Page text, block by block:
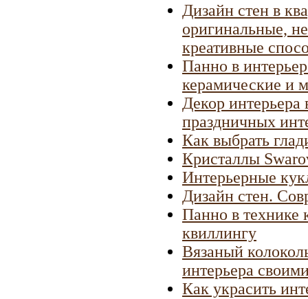
Дизайн стен в
оригинальные,
креативные
Панно в
керамические и
Декор
праздничных
Как выбрать
Кристаллы
Интерьерные
Дизайн стен.
Панно в технике
квиллингу
Вязаный
интерьера
Как украсить